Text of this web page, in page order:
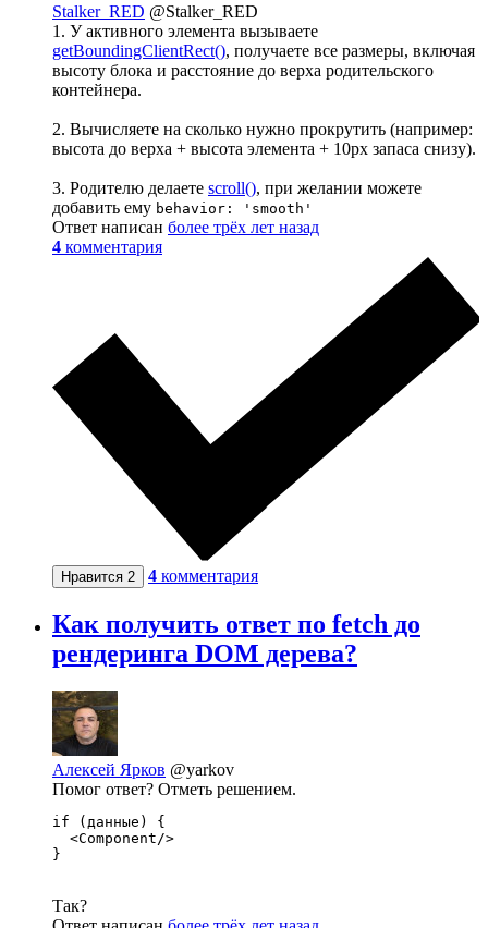
Stalker_RED @Stalker_RED
1. У активного элемента вызываете
getBoundingClientRect(), получаете все размеры, включая
высоту блока и расстояние до верха родительского
контейнера.
2. Вычисляете на сколько нужно прокрутить (например:
высота до верха + высота элемента + 10px запаса снизу).
3. Родителю делаете scroll(), при желании можете
добавить ему behavior: 'smooth'
Ответ написан более трёх лет назад
4 комментария
Нравится 2 4 комментария
Как получить ответ по fetch до
рендеринга DOM дерева?
Алексей Ярков @yarkov
Помог ответ? Отметь решением.
if (данные) {
  <Component/>
}
Так?